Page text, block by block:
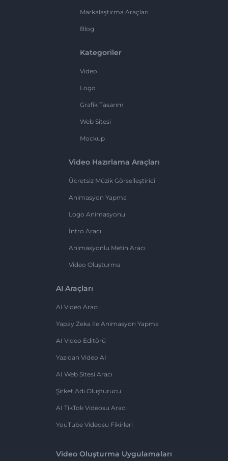
Markalaştırma Araçları
Blog
Kategoriler
Video
Logo
Grafik Tasarım
Web Sitesi
Mockup
Video Hazırlama Araçları
Ücretsiz Müzik Görselleştirici
Animasyon Yapma
Logo Animasyonu
İntro Aracı
Animasyonlu Metin Aracı
Video Oluşturma
AI Araçları
AI Video Aracı
Yapay Zeka Ile Animasyon Yapma
AI Video Editörü
Yazıdan Video AI
AI Web Sitesi Aracı
Şirket Adı Oluşturucu
AI TikTok Videosu Aracı
YouTube Videosu Fikirleri
Video Oluşturma Uygulamaları